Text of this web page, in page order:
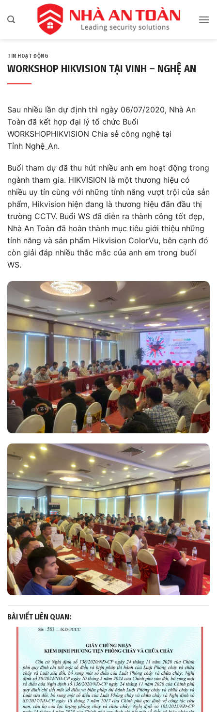
qua
TIN HOẠT ĐỘNG
WORKSHOP HIKVISION TẠI VINH – NGHỆ AN
Sau nhiều lần dự định thì ngày 06/07/2020, Nhà An
Toàn đã kết hợp đại lý tổ chức Buổi
WORKSHOPHIKVISION Chia sẻ công nghệ tại
Tỉnh Nghệ_An.
Buổi tham dự đã thu hút nhiều anh em hoạt động trong
ngành tham gia. HIKVISION là một thương hiệu có
nhiều uy tín cùng với những tính năng vượt trội của sản
phẩm, Hikvision hiện đang là thương hiệu đãn đầu thị
trường CCTV. Buổi WS đã diễn ra thành công tốt đẹp,
Nhà An Toàn đã hoàn thành mục tiêu giới thiệu những
tính năng và sản phẩm Hikvision ColorVu, bên cạnh đó
còn giải đáp nhiều thắc mắc của anh em trong buổi
WS.
BÀI VIẾT LIÊN QUAN: